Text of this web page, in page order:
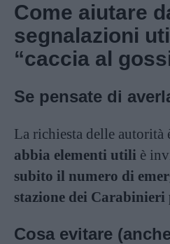
Come aiutare
segnalazioni
“caccia al
Se pensate di
La richiesta delle autorità
abbia elementi utili è
subito il numero di
stazione dei
Cosa evitare